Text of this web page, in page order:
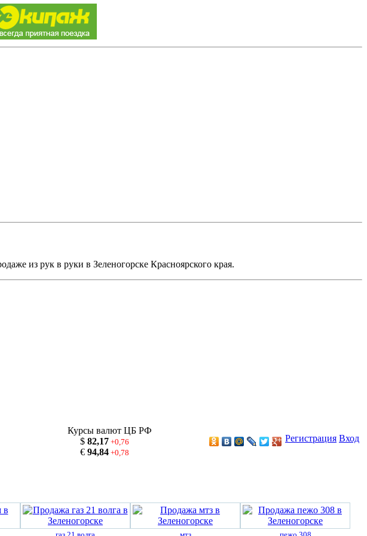
из рук в руки в Зеленогорске Красноярского края.
Курсы валют ЦБ РФ
$ 82,17+0,76
€ 94,84+0,78
Регистрация Вход